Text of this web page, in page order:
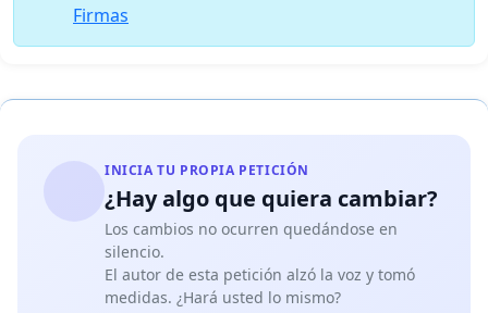
Firmas
INICIA TU PROPIA PETICIÓN
¿Hay algo que quiera cambiar?
Los cambios no ocurren quedándose en
silencio.
El autor de esta petición alzó la voz y tomó
medidas. ¿Hará usted lo mismo?